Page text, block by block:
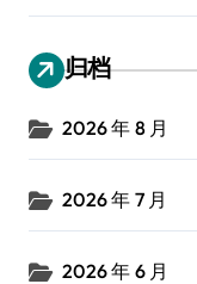
归档
2026 年 8 月
2026 年 7 月
2026 年 6 月